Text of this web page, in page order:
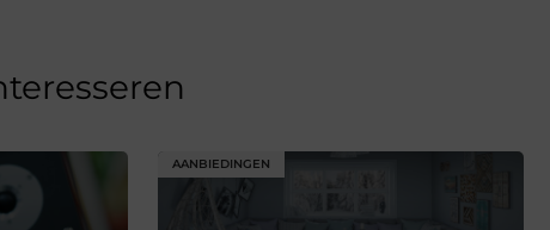
AANBIEDINGEN